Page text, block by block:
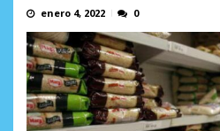
enero 4, 2022 0